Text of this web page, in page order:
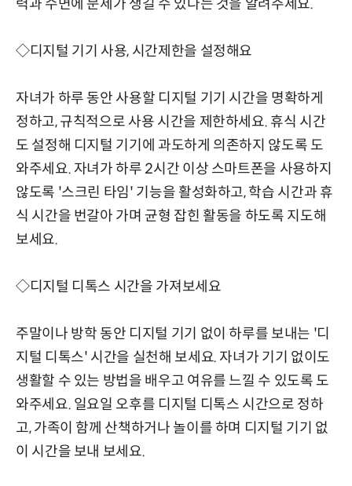
력과 수면에 문제가 생길 수 있다는 것을 알려주세요.
◇디지털 기기 사용, 시간제한을 설정해요
자녀가 하루 동안 사용할 디지털 기기 시간을 명확하게
정하고, 규칙적으로 사용 시간을 제한하세요. 휴식 시간
도 설정해 디지털 기기에 과도하게 의존하지 않도록 도
와주세요. 자녀가 하루 2시간 이상 스마트폰을 사용하지
않도록 '스크린 타임' 기능을 활성화하고, 학습 시간과 휴
식 시간을 번갈아 가며 균형 잡힌 활동을 하도록 지도해
보세요.
◇디지털 디톡스 시간을 가져보세요
주말이나 방학 동안 디지털 기기 없이 하루를 보내는 '디
지털 디톡스' 시간을 실천해 보세요. 자녀가 기기 없이도
생활할 수 있는 방법을 배우고 여유를 느낄 수 있도록 도
와주세요. 일요일 오후를 디지털 디톡스 시간으로 정하
고, 가족이 함께 산책하거나 놀이를 하며 디지털 기기 없
이 시간을 보내 보세요.